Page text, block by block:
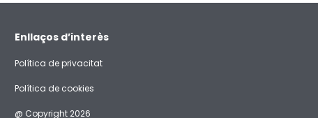
Enllaços d’interès
Política de privacitat
Política de cookies
@ Copyright 2026